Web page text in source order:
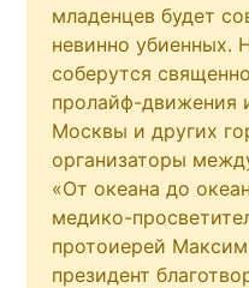
младенцев будет
невинно убиенных.
соберутся
пролайф-движения
Москвы и других
организаторы
«От океана до
медико-
протоиерей
президент